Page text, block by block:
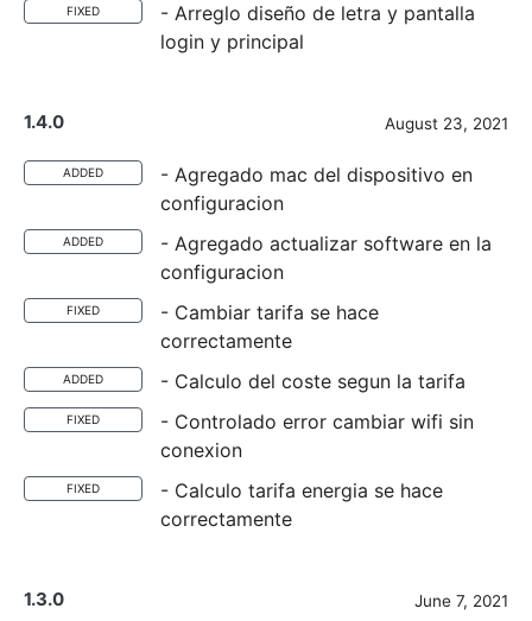
FIXED
- Arreglo diseño de letra y pantalla
login y principal
1.4.0 August 23, 2021
ADDED
- Agregado mac del dispositivo en
configuracion
ADDED
- Agregado actualizar software en la
configuracion
FIXED
- Cambiar tarifa se hace
correctamente
ADDED - Calculo del coste segun la tarifa
FIXED
- Controlado error cambiar wifi sin
conexion
FIXED
- Calculo tarifa energia se hace
correctamente
1.3.0 June 7, 2021